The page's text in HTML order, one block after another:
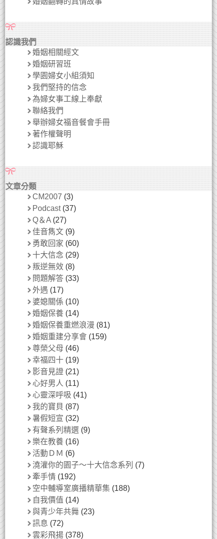
認識我們
婚姻相關經文
婚姻研習班
學園婦女小組須知
我們堅持的信念
為婦女事工線上奉獻
聯絡我們
舉辦婦女福音餐會手冊
著作權聲明
認識耶穌
文章分類
CM2007 (3)
Podcast(37)
Q＆A (27)
佳音雋文 (9)
勇敢回家 (60)
十大信念 (29)
叛逆無效 (8)
問題解答 (33)
外遇 (17)
婆媳關係 (10)
婚姻保養 (14)
婚姻保養重燃浪漫 (81)
婚姻重建分享會 (159)
尊榮父母 (46)
幸福四十 (19)
影音見證 (21)
心好男人 (11)
心靈深呼吸 (41)
我的寶貝 (87)
暑假短宣 (32)
有聲系列精選 (9)
樂在教養 (16)
活動ＤＭ (6)
澆灌你的園子～十大信念系列 (7)
牽手情 (192)
空中輔導室廣播精華集 (188)
自我價值 (14)
與青少年共舞 (23)
訊息 (72)
雲彩飛揚 (378)